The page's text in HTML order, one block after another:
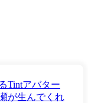
Tintアバター
が生んでくれ